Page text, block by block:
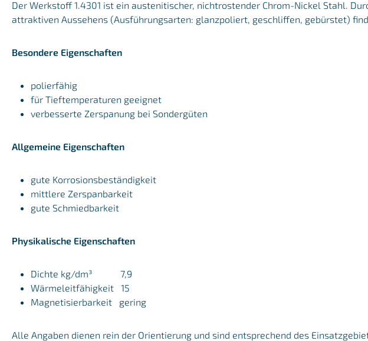
Der Werkstoff 1.4301 ist ein austenitischer, nichtrostender Chrom-Nickel Stahl.
attraktiven Aussehens (Ausführungsarten: glanzpoliert, geschliffen, gebürstet)
Besondere Eigenschaften
polierfähig
für Tieftemperaturen geeignet
verbesserte Zerspanung bei Sondergüten
Allgemeine Eigenschaften
gute Korrosionsbeständigkeit
mittlere Zerspanbarkeit
gute Schmiedbarkeit
Physikalische Eigenschaften
Dichte kg/dm³ 7,9
Wärmeleitfähigkeit 15
Magnetisierbarkeit gering
Alle Angaben dienen rein der Orientierung und sind entsprechend des